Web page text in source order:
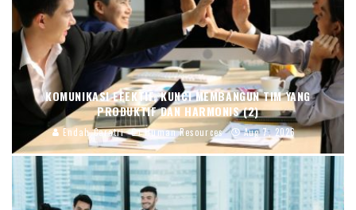
KOMUNIKASI EFEKTIF, KUNCI MEMBANGUN TIM YANG
PRODUKTIF DAN HARMONIS (2)
Endah Caratri Human Resources Aug 7, 2026